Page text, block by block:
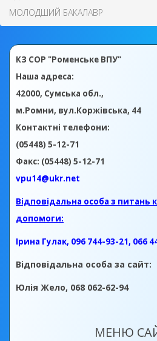
МОЛОДШИЙ БАКАЛАВР
КЗ СОР "Роменське ВПУ"
Наша адреса:
42000, Сумська обл.,
м.Ромни, вул.Коржівська, 44
Контактні телефони:
(05448) 5-12-71
Факс: (05448) 5-12-71
vpu14@ukr.net
Відповідальна особа з питань
допомоги:
Ірина Гулак, 096 744-93-21, 066
Відповідальна особа за сайт:
Юлія Жело, 068 062-62-94
МЕНЮ